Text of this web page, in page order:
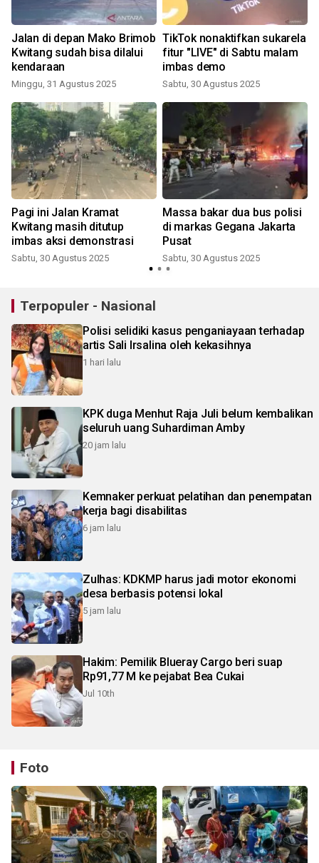
Jalan di depan Mako Brimob
Kwitang sudah bisa dilalui
kendaraan
Minggu, 31 Agustus 2025
TikTok nonaktifkan sukarela
fitur "LIVE" di Sabtu malam
imbas demo
Sabtu, 30 Agustus 2025
Pagi ini Jalan Kramat
Kwitang masih ditutup
imbas aksi demonstrasi
Sabtu, 30 Agustus 2025
Massa bakar dua bus polisi
di markas Gegana Jakarta
Pusat
Sabtu, 30 Agustus 2025
Terpopuler - Nasional
Polisi selidiki kasus penganiayaan terhadap
artis Sali Irsalina oleh kekasihnya
1 hari lalu
KPK duga Menhut Raja Juli belum kembalikan
seluruh uang Suhardiman Amby
20 jam lalu
Kemnaker perkuat pelatihan dan penempatan
kerja bagi disabilitas
6 jam lalu
Zulhas: KDKMP harus jadi motor ekonomi
desa berbasis potensi lokal
5 jam lalu
Hakim: Pemilik Blueray Cargo beri suap
Rp91,77 M ke pejabat Bea Cukai
Jul 10th
Foto